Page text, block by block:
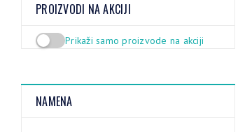
PROIZVODI NA AKCIJI
Prikaži samo proizvode na akciji
NAMENA